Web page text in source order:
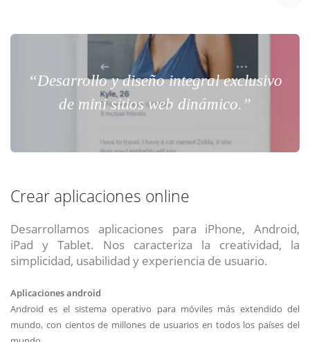
“Desarrollo y diseño integral exclusivo
de mini sitios web dinámico.”
Crear aplicaciones online
Desarrollamos aplicaciones para iPhone, Android,
iPad y Tablet. Nos caracteriza la creatividad, la
simplicidad, usabilidad y experiencia de usuario.
Aplicaciones android
Android es el sistema operativo para móviles más extendido del
mundo, con cientos de millones de usuarios en todos los países del